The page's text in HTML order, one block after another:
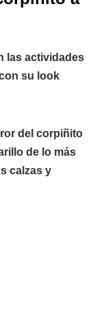
las actividades
su look
del corpiñito
de lo más
calzas y